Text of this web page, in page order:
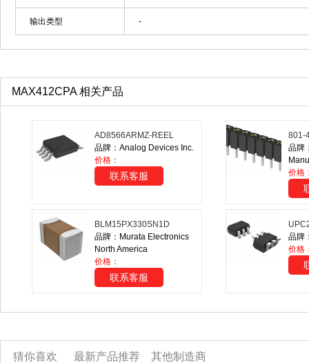
输出类型 -
MAX412CPA 相关产品
AD8566ARMZ-REEL
品牌：Analog Devices Inc.
价格：
联系客服
801-
品牌
价格
BLM15PX330SN1D
品牌：Murata Electronics
North America
价格：
联系客服
品牌
价格
猜你喜欢 最新产品推荐 其他制造商